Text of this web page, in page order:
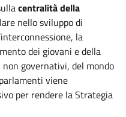
centralità della
nello sviluppo di
la
dei giovani e della
governativi, del mondo
viene
per rendere la Strategia